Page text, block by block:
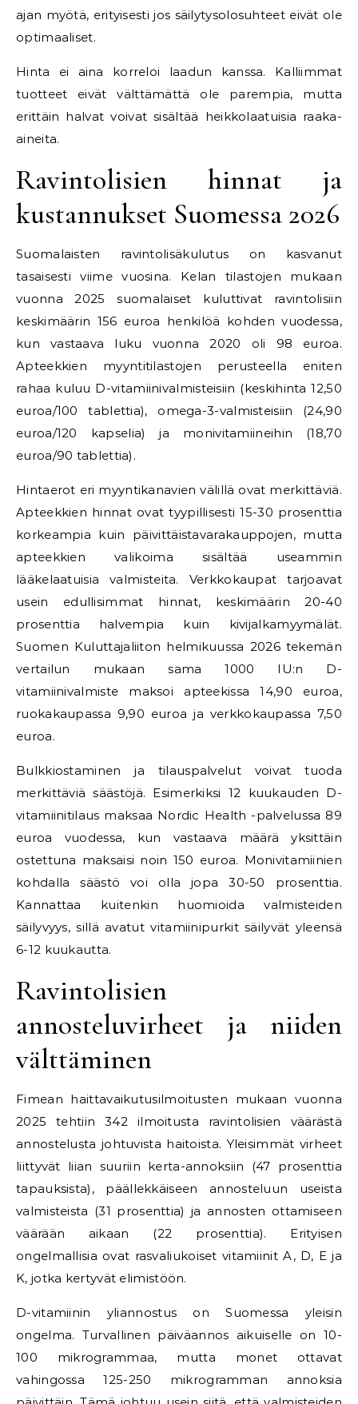
ajan myötä, erityisesti jos säilytysolosuhteet eivät ole
optimaaliset.
Hinta ei aina korreloi laadun kanssa. Kalliimmat
tuotteet eivät välttämättä ole parempia, mutta
erittäin halvat voivat sisältää heikkolaatuisia raaka-
aineita.
Ravintolisien hinnat ja
kustannukset Suomessa 2026
Suomalaisten ravintolisäkulutus on kasvanut
tasaisesti viime vuosina. Kelan tilastojen mukaan
vuonna 2025 suomalaiset kuluttivat ravintolisiin
keskimäärin 156 euroa henkilöä kohden vuodessa,
kun vastaava luku vuonna 2020 oli 98 euroa.
Apteekkien myyntitilastojen perusteella eniten
rahaa kuluu D-vitamiinivalmisteisiin (keskihinta 12,50
euroa/100 tablettia), omega-3-valmisteisiin (24,90
euroa/120 kapselia) ja monivitamiineihin (18,70
euroa/90 tablettia).
Hintaerot eri myyntikanavien välillä ovat merkittäviä.
Apteekkien hinnat ovat tyypillisesti 15-30 prosenttia
korkeampia kuin päivittäistavarakauppojen, mutta
apteekkien valikoima sisältää useammin
lääkelaatuisia valmisteita. Verkkokaupat tarjoavat
usein edullisimmat hinnat, keskimäärin 20-40
prosenttia halvempia kuin kivijalkamyymälät.
Suomen Kuluttajaliiton helmikuussa 2026 tekemän
vertailun mukaan sama 1000 IU:n D-
vitamiinivalmiste maksoi apteekissa 14,90 euroa,
ruokakaupassa 9,90 euroa ja verkkokaupassa 7,50
euroa.
Bulkkiostaminen ja tilauspalvelut voivat tuoda
merkittäviä säästöjä. Esimerkiksi 12 kuukauden D-
vitamiinitilaus maksaa Nordic Health -palvelussa 89
euroa vuodessa, kun vastaava määrä yksittäin
ostettuna maksaisi noin 150 euroa. Monivitamiinien
kohdalla säästö voi olla jopa 30-50 prosenttia.
Kannattaa kuitenkin huomioida valmisteiden
säilyvyys, sillä avatut vitamiinipurkit säilyvät yleensä
6-12 kuukautta.
Ravintolisien
annosteluvirheet ja niiden
välttäminen
Fimean haittavaikutusilmoitusten mukaan vuonna
2025 tehtiin 342 ilmoitusta ravintolisien väärästä
annostelusta johtuvista haitoista. Yleisimmät virheet
liittyvät liian suuriin kerta-annoksiin (47 prosenttia
tapauksista), päällekkäiseen annosteluun useista
valmisteista (31 prosenttia) ja annosten ottamiseen
väärään aikaan (22 prosenttia). Erityisen
ongelmallisia ovat rasvaliukoiset vitamiinit A, D, E ja
K, jotka kertyvät elimistöön.
D-vitamiinin yliannostus on Suomessa yleisin
ongelma. Turvallinen päiväannos aikuiselle on 10-
100 mikrogrammaa, mutta monet ottavat
vahingossa 125-250 mikrogramman annoksia